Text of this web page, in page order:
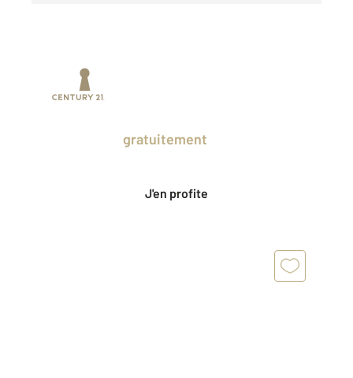
gratuitement
J'en profite